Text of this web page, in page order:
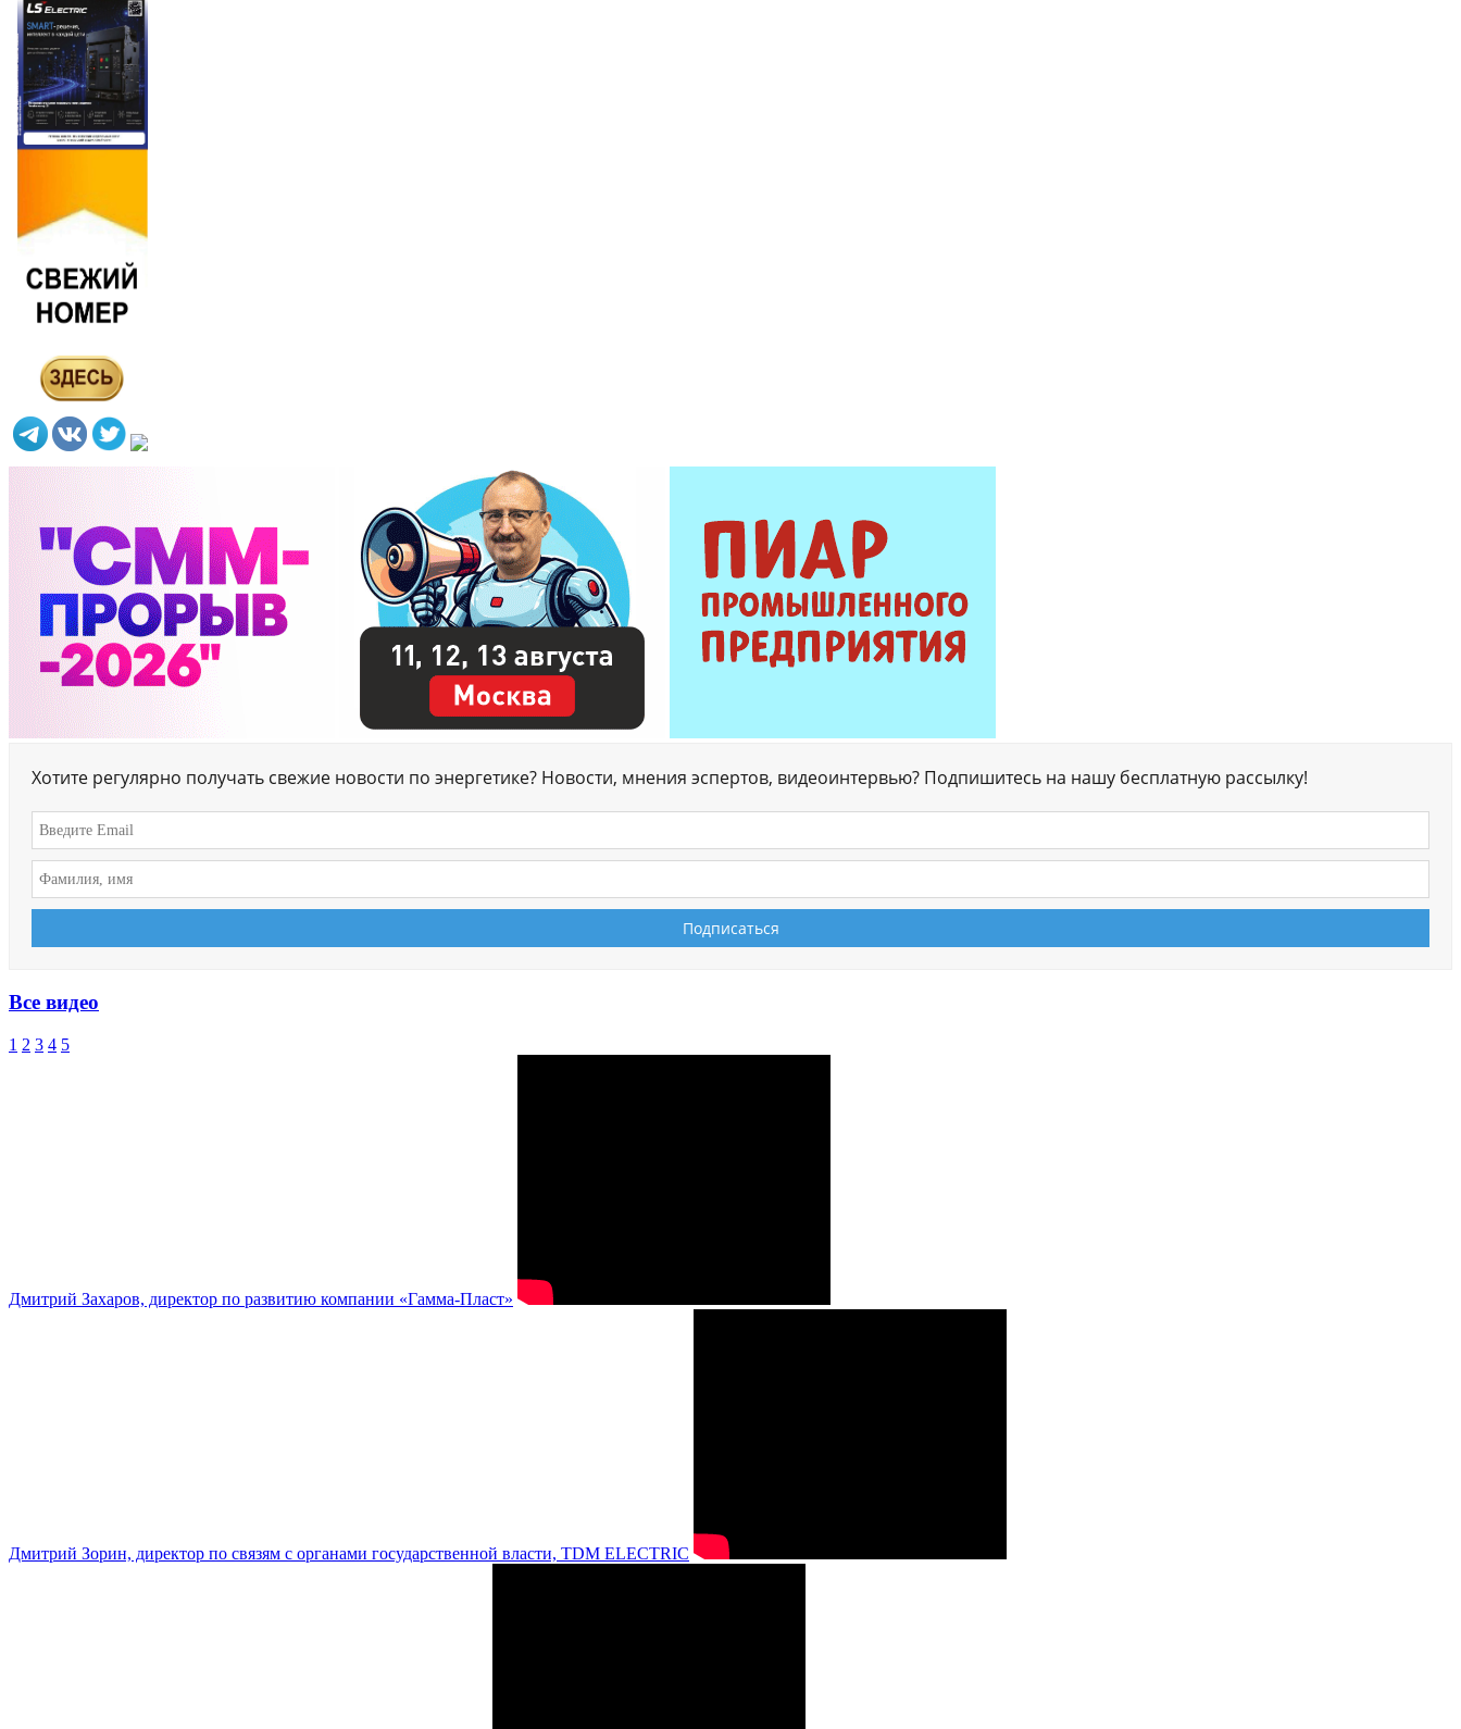
Хотите регулярно получать свежие новости по энергетике? Новости, мнения эспертов, видеоинтервью? Подпишитесь на нашу бесплатную рассылку!
Все видео
1 2 3 4 5
Дмитрий Захаров, директор по развитию компании «Гамма-Пласт»
Дмитрий Зорин, директор по связям с органами государственной власти, TDM ELECTRIC